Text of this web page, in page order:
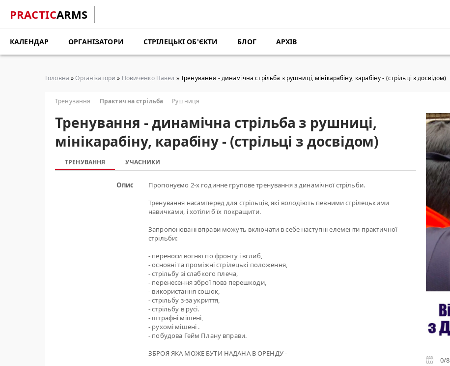
PRACTICARMS
КАЛЕНДАР ОРГАНІЗАТОРИ СТРІЛЕЦЬКІ ОБ'ЄКТИ БЛОГ АРХІВ
Головна »Організатори » Новиченко Павел » Тренування - динамічна стрільба з рушниці, мінікарабіну, карабіну - (стрільці з досвідом)
Тренування Практична стрільба Рушниця
Тренування - динамічна стрільба з рушниці,
мінікарабіну, карабіну - (стрільці з досвідом)
ТРЕНУВАННЯ УЧАСНИКИ
Опис
Пропонуємо 2-х годинне групове тренування з динамічної стрільби.
Тренування насамперед для стрільців, які володіють певними стрілецькими
навичками, і хотіли б їх покращити.
Запропоновані вправи можуть включати в себе наступні елементи практичної
стрільби:
- переноси вогню по фронту і вглиб,
- основні та проміжні стрілецькі положення,
- стрільбу зі слабкого плеча,
- перенесення зброї повз перешкоди,
- використання сошок,
- стрільбу з-за укриття,
- стрільбу в русі.
- штрафні мішені,
- рухомі мішені .
- побудова Гейм Плану вправи.
ЗБРОЯ ЯКА МОЖЕ БУТИ НАДАНА В ОРЕНДУ -
0/8